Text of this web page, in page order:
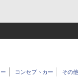
コンセプトカー その他